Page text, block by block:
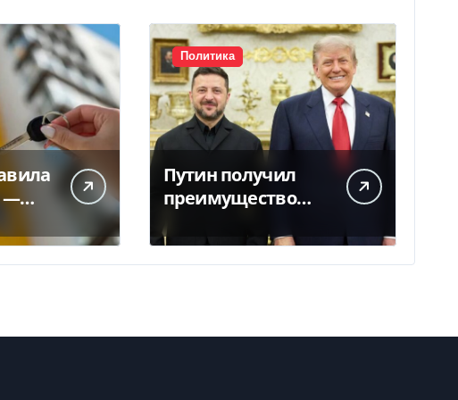
—
Политика
Путин получил
преимущество
действиям США